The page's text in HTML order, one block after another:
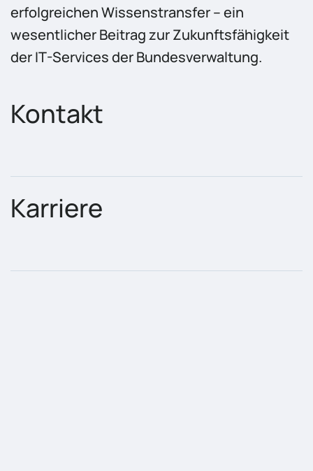
erfolgreichen Wissenstransfer – ein
wesentlicher Beitrag zur Zukunftsfähigkeit
der IT-Services der Bundesverwaltung.
Kontakt
Karriere